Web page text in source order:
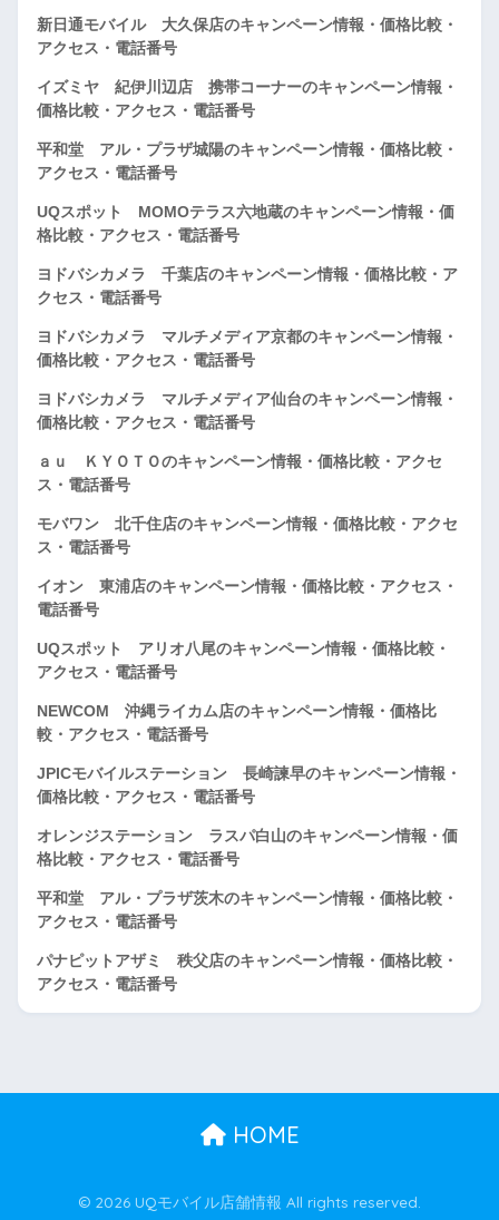
新日通モバイル 大久保店のキャンペーン情報・価格比較・
アクセス・電話番号
イズミヤ 紀伊川辺店 携帯コーナーのキャンペーン情報・
価格比較・アクセス・電話番号
平和堂 アル・プラザ城陽のキャンペーン情報・価格比較・
アクセス・電話番号
UQスポット MOMOテラス六地蔵のキャンペーン情報・価
格比較・アクセス・電話番号
ヨドバシカメラ 千葉店のキャンペーン情報・価格比較・ア
クセス・電話番号
ヨドバシカメラ マルチメディア京都のキャンペーン情報・
価格比較・アクセス・電話番号
ヨドバシカメラ マルチメディア仙台のキャンペーン情報・
価格比較・アクセス・電話番号
ａｕ ＫＹＯＴＯのキャンペーン情報・価格比較・アクセ
ス・電話番号
モバワン 北千住店のキャンペーン情報・価格比較・アクセ
ス・電話番号
イオン 東浦店のキャンペーン情報・価格比較・アクセス・
電話番号
UQスポット アリオ八尾のキャンペーン情報・価格比較・
アクセス・電話番号
NEWCOM 沖縄ライカム店のキャンペーン情報・価格比
較・アクセス・電話番号
JPICモバイルステーション 長崎諫早のキャンペーン情報・
価格比較・アクセス・電話番号
オレンジステーション ラスパ白山のキャンペーン情報・価
格比較・アクセス・電話番号
平和堂 アル・プラザ茨木のキャンペーン情報・価格比較・
アクセス・電話番号
パナピットアザミ 秩父店のキャンペーン情報・価格比較・
アクセス・電話番号
HOME
© 2026 UQモバイル店舗情報 All rights reserved.